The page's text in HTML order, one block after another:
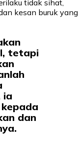
tidak sihat,
kesan buruk yang
tetapi
ia
dan